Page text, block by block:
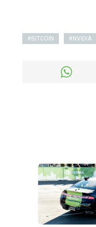
BITCOIN NVIDIA